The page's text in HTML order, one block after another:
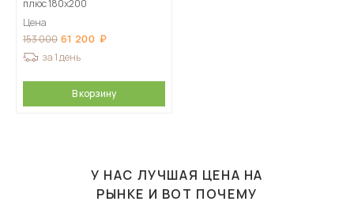
плюс 180х200
Цена
153 000 61 200
за 1 день
В корзину
У НАС ЛУЧШАЯ ЦЕНА НА
РЫНКЕ И ВОТ ПОЧЕМУ